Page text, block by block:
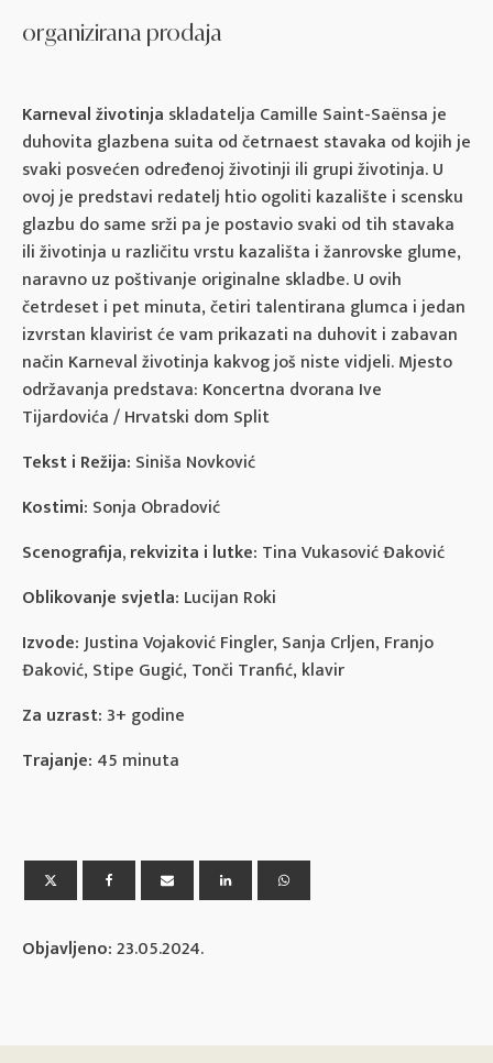
organizirana prodaja
Karneval životinja skladatelja Camille Saint-Saënsa je
duhovita glazbena suita od četrnaest stavaka od kojih je
svaki posvećen određenoj životinji ili grupi životinja. U
ovoj je predstavi redatelj htio ogoliti kazalište i scensku
glazbu do same srži pa je postavio svaki od tih stavaka
ili životinja u različitu vrstu kazališta i žanrovske glume,
naravno uz poštivanje originalne skladbe. U ovih
četrdeset i pet minuta, četiri talentirana glumca i jedan
izvrstan klavirist će vam prikazati na duhovit i zabavan
način Karneval životinja kakvog još niste vidjeli. Mjesto
održavanja predstava: Koncertna dvorana Ive
Tijardovića / Hrvatski dom Split
Tekst i Režija: Siniša Novković
Kostimi: Sonja Obradović
Scenografija, rekvizita i lutke: Tina Vukasović Đaković
Oblikovanje svjetla: Lucijan Roki
Izvode:Justina Vojaković Fingler, Sanja Crljen, Franjo
Đaković, Stipe Gugić, Tonči Tranfić, klavir
Za uzrast: 3+ godine
Trajanje: 45 minuta
Objavljeno:23.05.2024.